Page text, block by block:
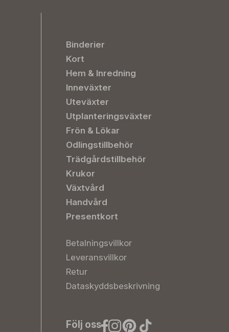
Binderier
Kort
Hem & Inredning
Inneväxter
Uteväxter
Utplanteringsväxter
Frön & Lökar
Odlingstillbehör
Trädgårdstillbehör
Krukor
Växtvård
Handvård
Presentkort
Betalningsvillkor
Leveransvillkor
Retur
Dataskyddsbeskrivning
Följ oss